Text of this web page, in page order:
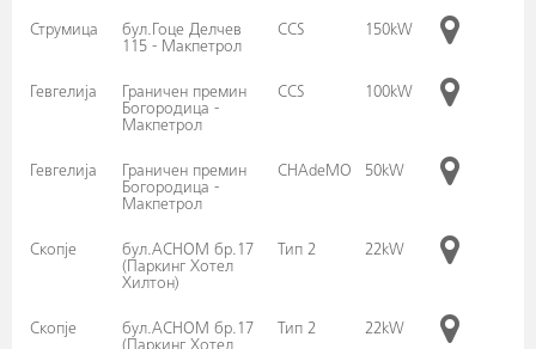
Струмица
бул.Гоце Делчев
115 - Макпетрол
CCS 150kW
Гевгелија
Граничен премин
Богородица -
Макпетрол
CCS 100kW
Гевгелија
Граничен премин
Богородица -
Макпетрол
CHAdeMO 50kW
Скопје
бул.АСНОМ бр.17
(Паркинг Хотел
Хилтон)
Тип 2 22kW
Скопје
бул.АСНОМ бр.17
Тип 2 22kW